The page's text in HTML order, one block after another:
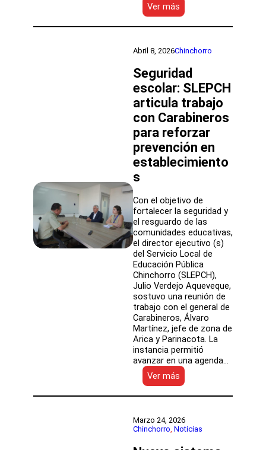
Ver más
Cinco
docentes
investidos
nuevos
integrantes
de
la
Red
Maestros
de
Maestros
Abril 8, 2026Chinchorro
Seguridad
escolar: SLEPCH
articula trabajo
con Carabineros
para reforzar
prevención en
establecimiento
s
Con el objetivo de
fortalecer la seguridad y
el resguardo de las
comunidades educativas,
el director ejecutivo (s)
del Servicio Local de
Educación Pública
Chinchorro (SLEPCH),
Julio Verdejo Aqueveque,
sostuvo una reunión de
trabajo con el general de
Carabineros, Álvaro
Martínez, jefe de zona de
Arica y Parinacota. La
instancia permitió
avanzar en una agenda…
Ver más
Seguridad
escolar:
articula
trabajo
Marzo 24, 2026
Chinchorro, Noticias